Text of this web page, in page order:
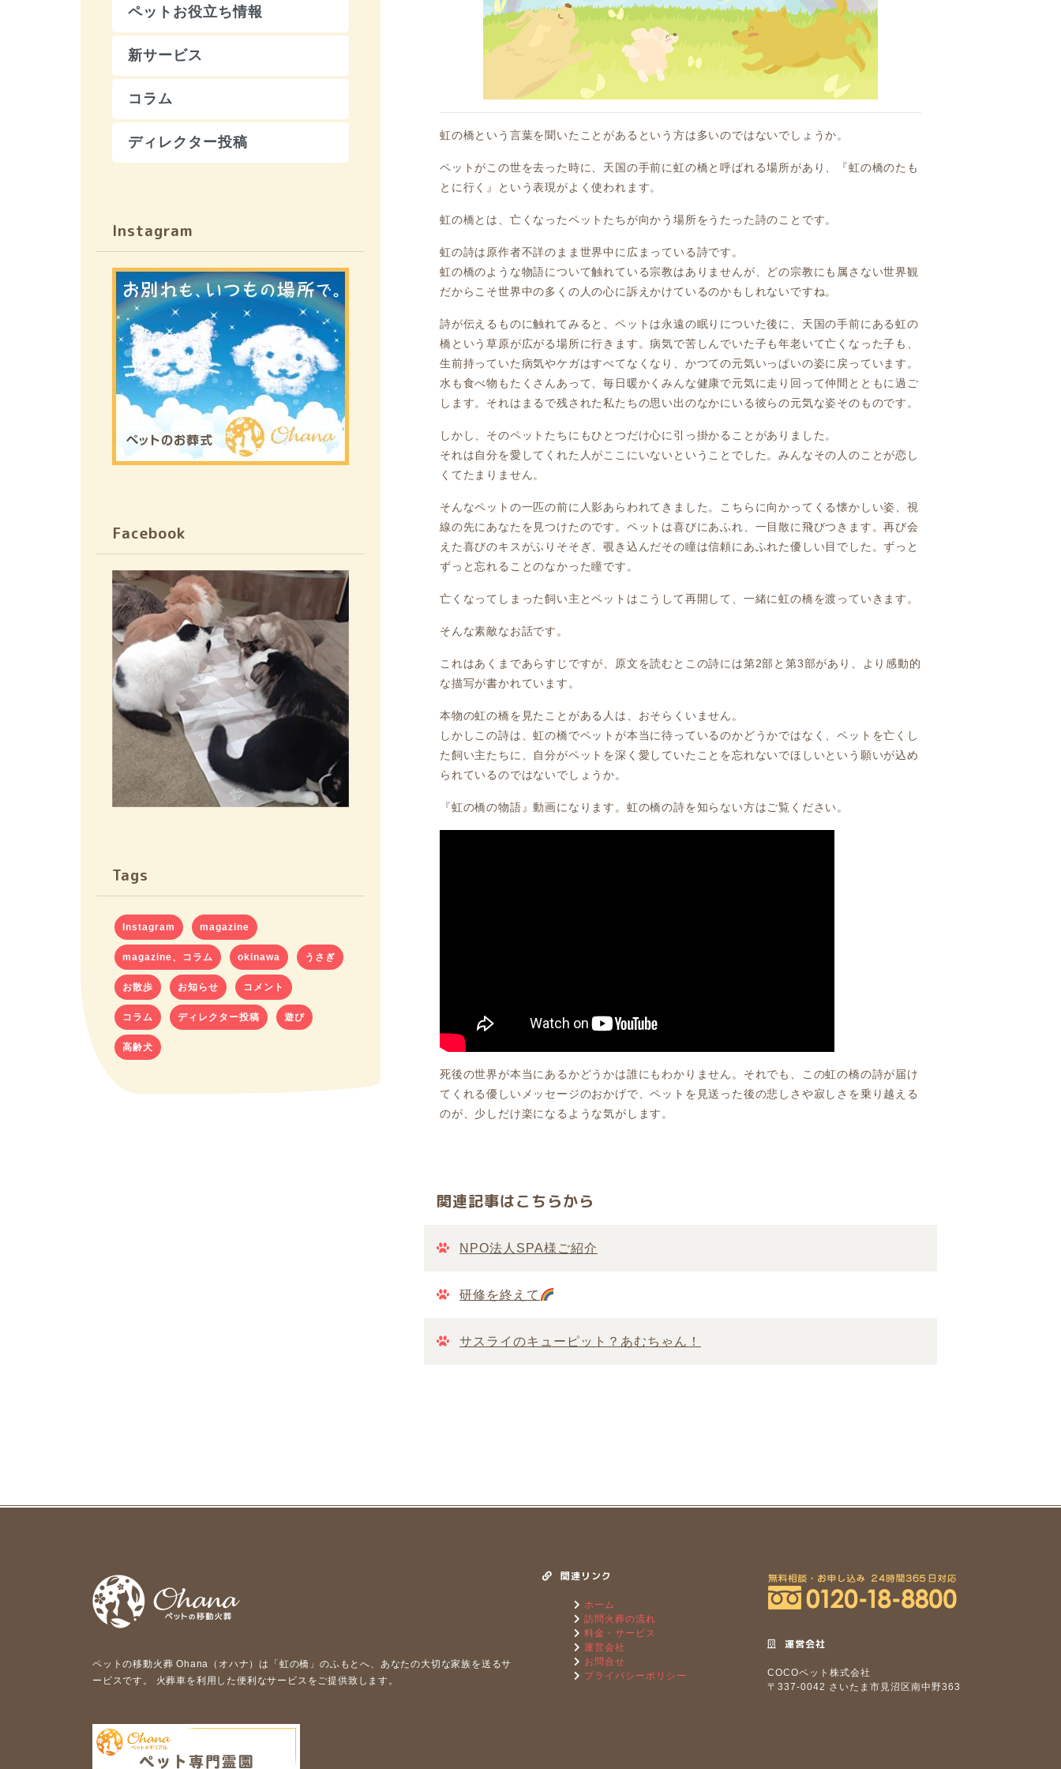
虹の橋という言葉を聞いたことがあるという方は多いのではないでしょうか。
ペットがこの世を去った時に、天国の手前に虹の橋と呼ばれる場所があり、『虹の橋のたも
とに行く』という表現がよく使われます。
虹の橋とは、亡くなったペットたちが向かう場所をうたった詩のことです。
虹の詩は原作者不詳のまま世界中に広まっている詩です。
虹の橋のような物語について触れている宗教はありませんが、どの宗教にも属さない世界観
だからこそ世界中の多くの人の心に訴えかけているのかもしれないですね。
詩が伝えるものに触れてみると、ペットは永遠の眠りについた後に、天国の手前にある虹の
橋という草原が広がる場所に行きます。病気で苦しんでいた子も年老いて亡くなった子も、
生前持っていた病気やケガはすべてなくなり、かつての元気いっぱいの姿に戻っています。
水も食べ物もたくさんあって、毎日暖かくみんな健康で元気に走り回って仲間とともに過ご
します。それはまるで残された私たちの思い出のなかにいる彼らの元気な姿そのものです。
しかし、そのペットたちにもひとつだけ心に引っ掛かることがありました。
それは自分を愛してくれた人がここにいないということでした。みんなその人のことが恋し
くてたまりません。
そんなペットの一匹の前に人影あらわれてきました。こちらに向かってくる懐かしい姿、視
線の先にあなたを見つけたのです。ペットは喜びにあふれ、一目散に飛びつきます。再び会
えた喜びのキスがふりそそぎ、覗き込んだその瞳は信頼にあふれた優しい目でした。ずっと
ずっと忘れることのなかった瞳です。
亡くなってしまった飼い主とペットはこうして再開して、一緒に虹の橋を渡っていきます。
そんな素敵なお話です。
これはあくまであらすじですが、原文を読むとこの詩には第2部と第3部があり、より感動的
な描写が書かれています。
本物の虹の橋を見たことがある人は、おそらくいません。
しかしこの詩は、虹の橋でペットが本当に待っているのかどうかではなく、ペットを亡くし
た飼い主たちに、自分がペットを深く愛していたことを忘れないでほしいという願いが込め
られているのではないでしょうか。
『虹の橋の物語』動画になります。虹の橋の詩を知らない方はご覧ください。
死後の世界が本当にあるかどうかは誰にもわかりません。それでも、この虹の橋の詩が届け
てくれる優しいメッセージのおかげで、ペットを見送った後の悲しさや寂しさを乗り越える
のが、少しだけ楽になるような気がします。
関連記事はこちらから
NPO法人SPA様ご紹介
研修を終えて
サスライのキューピット？あむちゃん！
ペットお役立ち情報
新サービス
コラム
ディレクター投稿
Instagram
Facebook
Tags
Instagram magazine
magazine、コラム okinawa うさぎ
お散歩 お知らせ コメント
コラム ディレクター投稿 遊び
高齢犬
ペットの移動⽕葬 Ohana（オハナ）は「虹の橋」のふもとへ、あなたの⼤切な家族を送るサ
ービスです。 ⽕葬⾞を利⽤した便利なサービスをご提供致します。
関連リンク
ホーム
訪問火葬の流れ
料金・サービス
運営会社
お問合せ
プライバシーポリシー
運営会社
COCOペット株式会社
〒337-0042 さいたま市見沼区南中野363